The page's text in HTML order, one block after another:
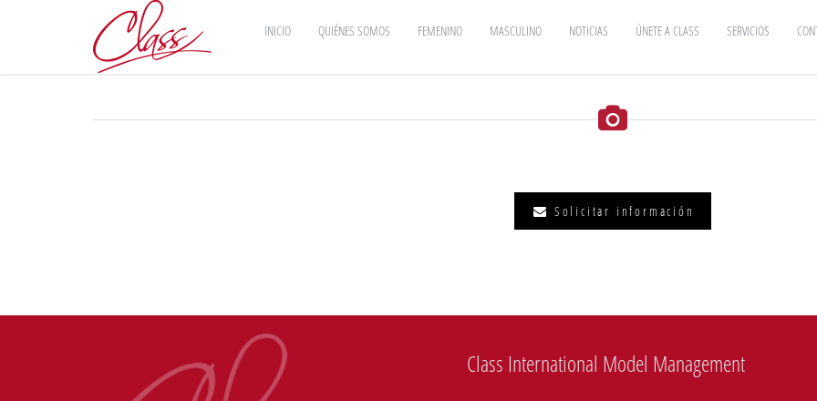
INICIO QUIÉNES SOMOS FEMENINO MASCULINO NOTICIAS ÚNETE A CLASS SERVICIOS
Solicitar información
Class International Model Management